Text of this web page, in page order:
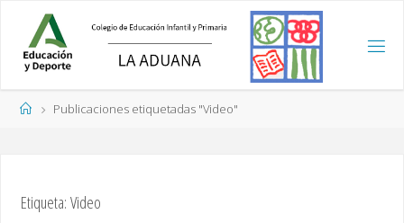
contenido
PáginaPublicaciones etiquetadas "Video"
Etiqueta:Video